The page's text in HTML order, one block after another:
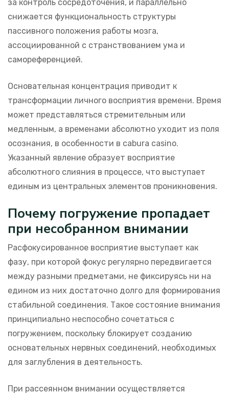
за контроль сосредоточения, и параллельно
снижается функциональность структуры
пассивного положения работы мозга,
ассоциированной с странствованием ума и
самореференцией.
Основательная концентрация приводит к
трансформации личного восприятия времени. Время
может представляться стремительным или
медленным, а временами абсолютно уходит из поля
осознания, в особенности в cabura casino.
Указанный явление образует восприятие
абсолютного слияния в процессе, что выступает
единым из центральных элементов проникновения.
Почему погружение пропадает
при несобранном внимании
Расфокусированное восприятие выступает как
фазу, при которой фокус регулярно передвигается
между разными предметами, не фиксируясь ни на
едином из них достаточно долго для формирования
стабильной соединения. Такое состояние внимания
принципиально неспособно сочетаться с
погружением, поскольку блокирует созданию
основательных нервных соединений, необходимых
для заглубления в деятельность.
При рассеянном внимании осуществляется